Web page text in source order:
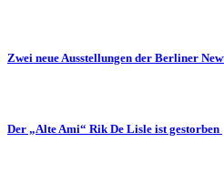
Zwei neue Ausstellungen der Berliner
Der „Alte Ami“ Rik De Lisle ist gestorben